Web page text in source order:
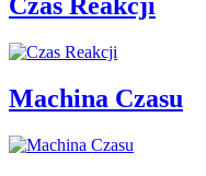
Czas Reakcji
Machina Czasu